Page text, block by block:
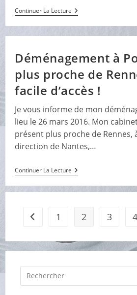
Continuer La LectureDéveloppement
Personnel
:
Laissez
Masques
!
Déménagement à
plus proche de
facile d’accès !
Je vous informe de mon
lieu le 26 mars 2016. Mon
présent plus proche de Rennes,
direction de Nantes,…
Continuer La LectureDéménagement
À
Pont
Péan:
Facile
D’accès
Go to the previous page
1 2 3 4